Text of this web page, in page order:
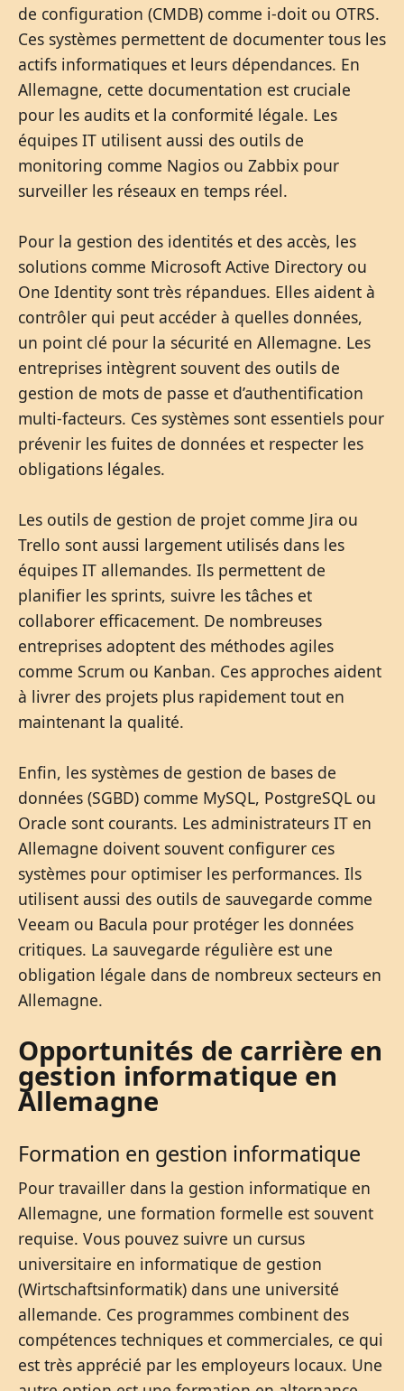
de configuration (CMDB) comme i-doit ou OTRS.
Ces systèmes permettent de documenter tous les
actifs informatiques et leurs dépendances. En
Allemagne, cette documentation est cruciale
pour les audits et la conformité légale. Les
équipes IT utilisent aussi des outils de
monitoring comme Nagios ou Zabbix pour
surveiller les réseaux en temps réel.
Pour la gestion des identités et des accès, les
solutions comme Microsoft Active Directory ou
One Identity sont très répandues. Elles aident à
contrôler qui peut accéder à quelles données,
un point clé pour la sécurité en Allemagne. Les
entreprises intègrent souvent des outils de
gestion de mots de passe et d’authentification
multi-facteurs. Ces systèmes sont essentiels pour
prévenir les fuites de données et respecter les
obligations légales.
Les outils de gestion de projet comme Jira ou
Trello sont aussi largement utilisés dans les
équipes IT allemandes. Ils permettent de
planifier les sprints, suivre les tâches et
collaborer efficacement. De nombreuses
entreprises adoptent des méthodes agiles
comme Scrum ou Kanban. Ces approches aident
à livrer des projets plus rapidement tout en
maintenant la qualité.
Enfin, les systèmes de gestion de bases de
données (SGBD) comme MySQL, PostgreSQL ou
Oracle sont courants. Les administrateurs IT en
Allemagne doivent souvent configurer ces
systèmes pour optimiser les performances. Ils
utilisent aussi des outils de sauvegarde comme
Veeam ou Bacula pour protéger les données
critiques. La sauvegarde régulière est une
obligation légale dans de nombreux secteurs en
Allemagne.
Opportunités de carrière en
gestion informatique en
Allemagne
Formation en gestion informatique
Pour travailler dans la gestion informatique en
Allemagne, une formation formelle est souvent
requise. Vous pouvez suivre un cursus
universitaire en informatique de gestion
(Wirtschaftsinformatik) dans une université
allemande. Ces programmes combinent des
compétences techniques et commerciales, ce qui
est très apprécié par les employeurs locaux. Une